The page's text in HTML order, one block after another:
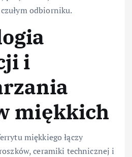
odbiorniku.
i
miękkich
miękkiego łączy
ceramiki technicznej i